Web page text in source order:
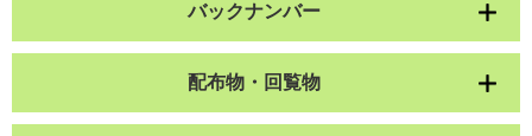
バックナンバー
配布物・回覧物